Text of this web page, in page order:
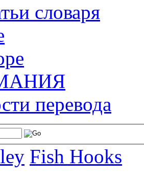
словаря
перевода
Fish Hooks